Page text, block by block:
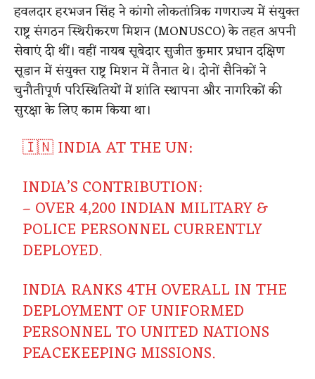
हवलदार हरभजन सिंह ने कांगो लोकतांत्रिक गणराज्य में संयुक्त
राष्ट्र संगठन स्थिरीकरण मिशन (MONUSCO) के तहत अपनी
सेवाएं दी थीं। वहीं नायब सूबेदार सुजीत कुमार प्रधान दक्षिण
सूडान में संयुक्त राष्ट्र मिशन में तैनात थे। दोनों सैनिकों ने
चुनौतीपूर्ण परिस्थितियों में शांति स्थापना और नागरिकों की
सुरक्षा के लिए काम किया था।
🇮🇳 INDIA AT THE UN:
INDIA’S CONTRIBUTION:
– OVER 4,200 INDIAN MILITARY &
POLICE PERSONNEL CURRENTLY
DEPLOYED.
INDIA RANKS 4TH OVERALL IN THE
DEPLOYMENT OF UNIFORMED
PERSONNEL TO UNITED NATIONS
PEACEKEEPING MISSIONS.